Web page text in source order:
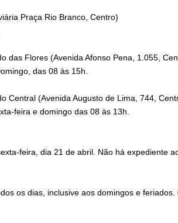
Praça Rio Branco, Centro)
das Flores (Avenida Afonso Pena, 1.055,
das 08 às 15h.
Central (Avenida Augusto de Lima, 744,
feira e domingo das 08 às 13h.
feira, dia 21 de abril. Não há expediente
os dias, inclusive aos domingos e